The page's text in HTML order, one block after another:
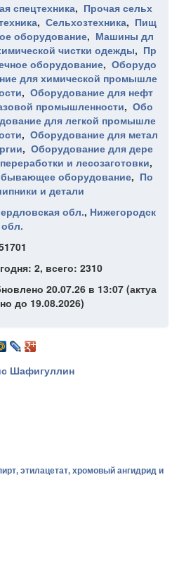
спецтехника, Прочая сельх
, Сельхозтехника, Пищ
оборудование, Машины дл
чистки одежды, Пр
оборудование, Оборудо
для химической промышле
, Оборудование для нефт
промышленности, Обо
для легкой промышле
, Оборудование для метал
, Оборудование для дере
и лесозаготовки,
оборудование, По
и детали
обл., Нижегородск
2, всего: 2310
20.07.26 в 13:07 (актуа
до 19.08.2026)
Шафигуллин
этилацетат, хромовый ангидрид и